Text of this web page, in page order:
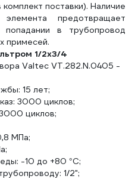
поставки). Наличие
предотвращает
попадании в трубопровод
примесей.
1/2х3/4
Valtec VT.282.N.0405 -
15 лет;
3000 циклов;
циклов;
МПа;
-10 до +80 °С;
1/2";